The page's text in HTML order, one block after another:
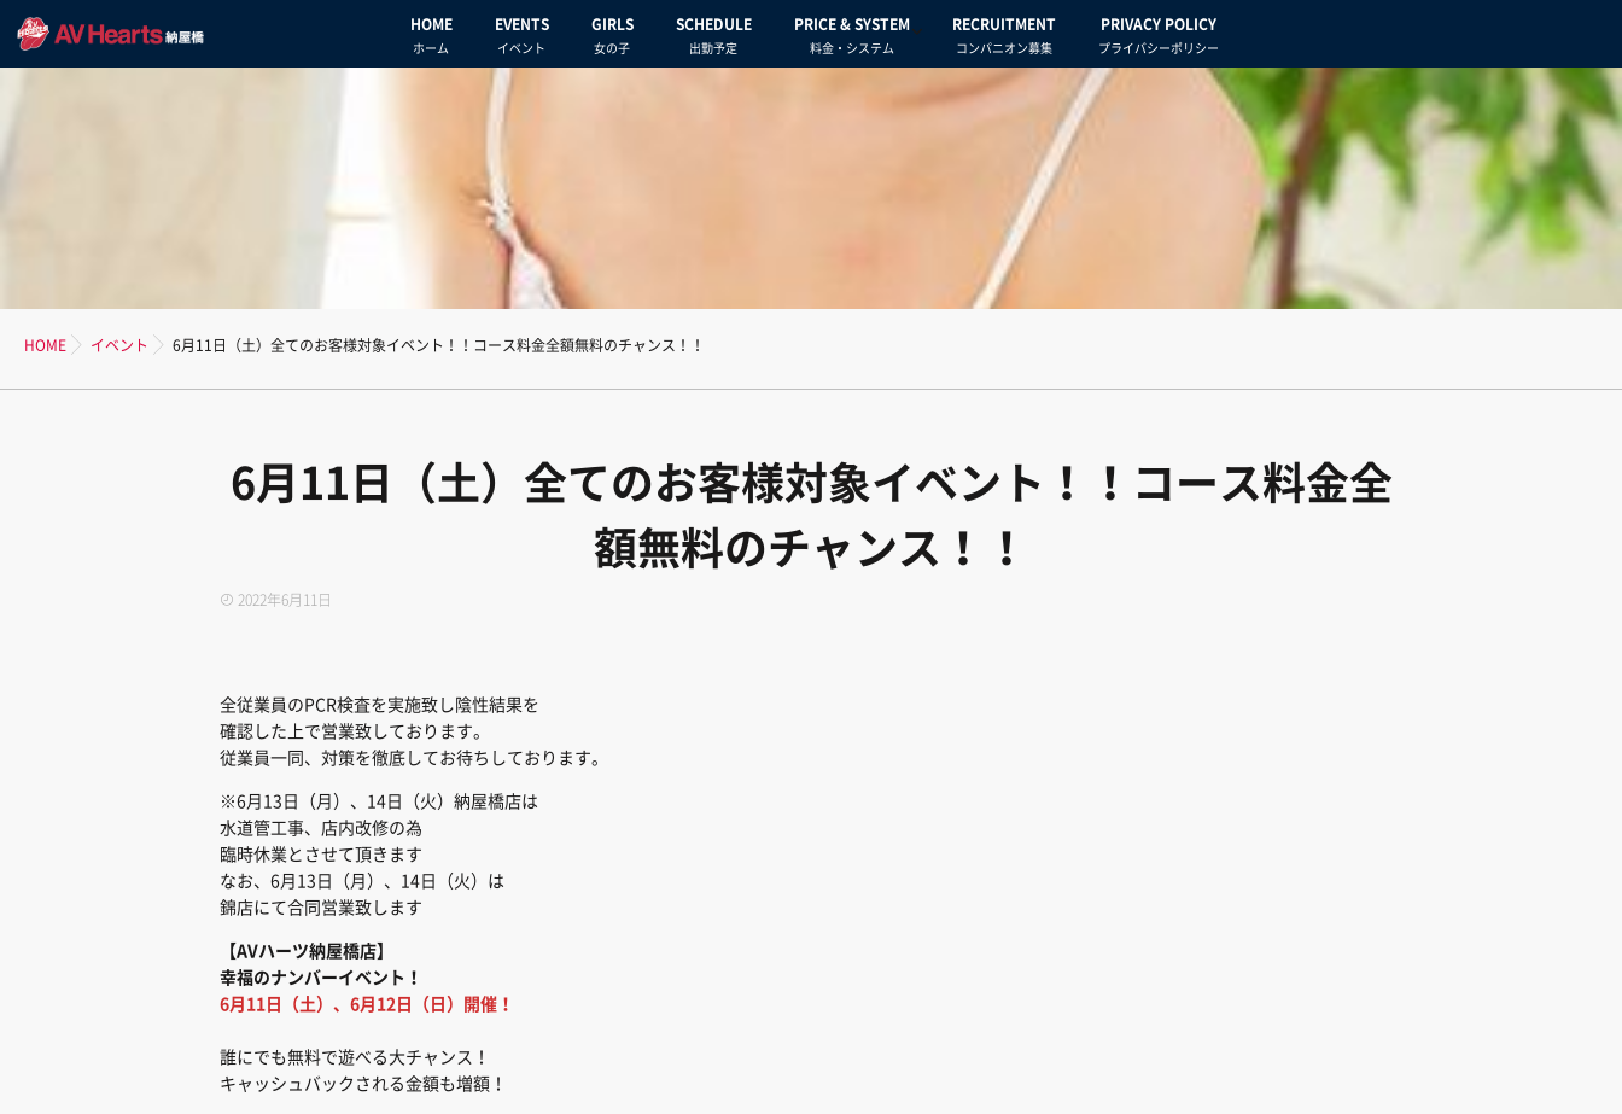
HOME
ホーム
EVENTS
イベント
GIRLS
女の子
SCHEDULE
出勤予定
PRICE & SYSTEM
料金・システム
RECRUITMENT
コンパニオン募集
PRIVACY POLICY
プライバシーポリシー
HOME イベント 6月11日（土）全てのお客様対象イベント！！コース料金全額無料のチャンス！！
6月11日（土）全てのお客様対象イベント！！コース料金全
額無料のチャンス！！
2022年6月11日
全従業員のPCR検査を実施致し陰性結果を
確認した上で営業致しております。
従業員一同、対策を徹底してお待ちしております。
※6月13日（月）、14日（火）納屋橋店は
水道管工事、店内改修の為
臨時休業とさせて頂きます
なお、6月13日（月）、14日（火）は
錦店にて合同営業致します
【AVハーツ納屋橋店】
幸福のナンバーイベント！
6月11日（土）、6月12日（日）開催！
誰にでも無料で遊べる大チャンス！
キャッシュバックされる金額も増額！